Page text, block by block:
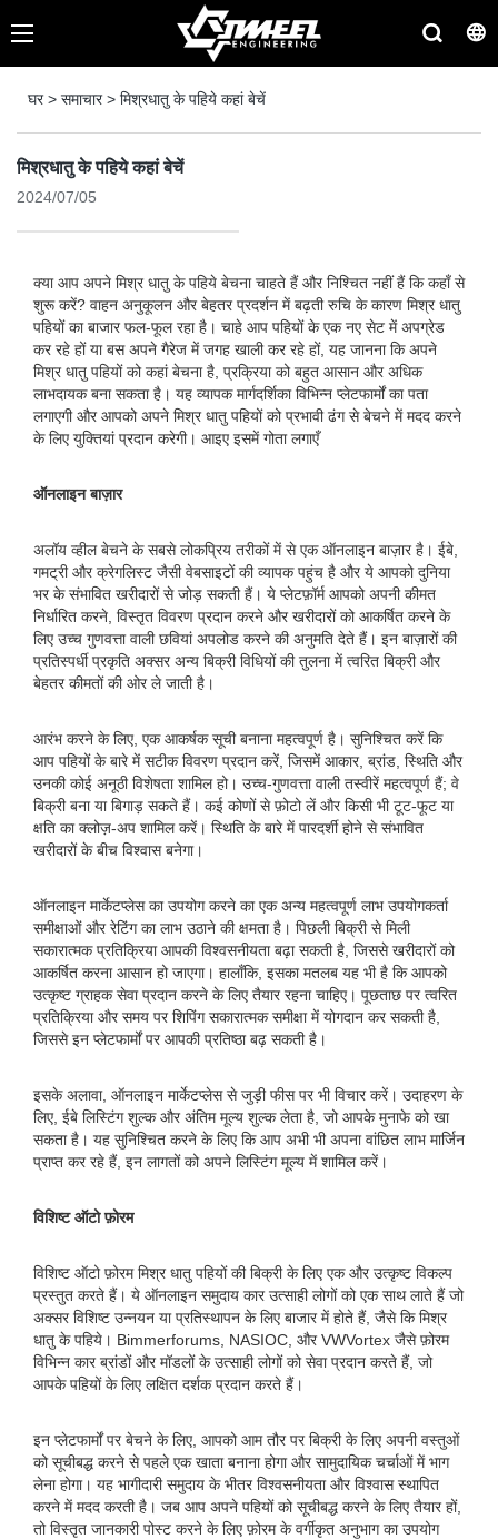
घर> समाचार> मिश्रधातु के पहिये कहां बेचें
मिश्रधातु के पहिये कहां बेचें
2024/07/05
क्या आप अपने मिश्र धातु के पहिये बेचना चाहते हैं और निश्चित नहीं हैं कि कहाँ से
शुरू करें? वाहन अनुकूलन और बेहतर प्रदर्शन में बढ़ती रुचि के कारण मिश्र धातु
पहियों का बाजार फल-फूल रहा है। चाहे आप पहियों के एक नए सेट में अपग्रेड
कर रहे हों या बस अपने गैरेज में जगह खाली कर रहे हों, यह जानना कि अपने
मिश्र धातु पहियों को कहां बेचना है, प्रक्रिया को बहुत आसान और अधिक
लाभदायक बना सकता है। यह व्यापक मार्गदर्शिका विभिन्न प्लेटफार्मों का पता
लगाएगी और आपको अपने मिश्र धातु पहियों को प्रभावी ढंग से बेचने में मदद करने
के लिए युक्तियां प्रदान करेगी। आइए इसमें गोता लगाएँ
ऑनलाइन बाज़ार
अलॉय व्हील बेचने के सबसे लोकप्रिय तरीकों में से एक ऑनलाइन बाज़ार है। ईबे,
गमट्री और क्रेगलिस्ट जैसी वेबसाइटों की व्यापक पहुंच है और ये आपको दुनिया
भर के संभावित खरीदारों से जोड़ सकती हैं। ये प्लेटफ़ॉर्म आपको अपनी कीमत
निर्धारित करने, विस्तृत विवरण प्रदान करने और खरीदारों को आकर्षित करने के
लिए उच्च गुणवत्ता वाली छवियां अपलोड करने की अनुमति देते हैं। इन बाज़ारों की
प्रतिस्पर्धी प्रकृति अक्सर अन्य बिक्री विधियों की तुलना में त्वरित बिक्री और
बेहतर कीमतों की ओर ले जाती है।
आरंभ करने के लिए, एक आकर्षक सूची बनाना महत्वपूर्ण है। सुनिश्चित करें कि
आप पहियों के बारे में सटीक विवरण प्रदान करें, जिसमें आकार, ब्रांड, स्थिति और
उनकी कोई अनूठी विशेषता शामिल हो। उच्च-गुणवत्ता वाली तस्वीरें महत्वपूर्ण हैं; वे
बिक्री बना या बिगाड़ सकते हैं। कई कोणों से फ़ोटो लें और किसी भी टूट-फूट या
क्षति का क्लोज़-अप शामिल करें। स्थिति के बारे में पारदर्शी होने से संभावित
खरीदारों के बीच विश्वास बनेगा।
ऑनलाइन मार्केटप्लेस का उपयोग करने का एक अन्य महत्वपूर्ण लाभ उपयोगकर्ता
समीक्षाओं और रेटिंग का लाभ उठाने की क्षमता है। पिछली बिक्री से मिली
सकारात्मक प्रतिक्रिया आपकी विश्वसनीयता बढ़ा सकती है, जिससे खरीदारों को
आकर्षित करना आसान हो जाएगा। हालाँकि, इसका मतलब यह भी है कि आपको
उत्कृष्ट ग्राहक सेवा प्रदान करने के लिए तैयार रहना चाहिए। पूछताछ पर त्वरित
प्रतिक्रिया और समय पर शिपिंग सकारात्मक समीक्षा में योगदान कर सकती है,
जिससे इन प्लेटफार्मों पर आपकी प्रतिष्ठा बढ़ सकती है।
इसके अलावा, ऑनलाइन मार्केटप्लेस से जुड़ी फीस पर भी विचार करें। उदाहरण के
लिए, ईबे लिस्टिंग शुल्क और अंतिम मूल्य शुल्क लेता है, जो आपके मुनाफे को खा
सकता है। यह सुनिश्चित करने के लिए कि आप अभी भी अपना वांछित लाभ मार्जिन
प्राप्त कर रहे हैं, इन लागतों को अपने लिस्टिंग मूल्य में शामिल करें।
विशिष्ट ऑटो फ़ोरम
विशिष्ट ऑटो फ़ोरम मिश्र धातु पहियों की बिक्री के लिए एक और उत्कृष्ट विकल्प
प्रस्तुत करते हैं। ये ऑनलाइन समुदाय कार उत्साही लोगों को एक साथ लाते हैं जो
अक्सर विशिष्ट उन्नयन या प्रतिस्थापन के लिए बाजार में होते हैं, जैसे कि मिश्र
धातु के पहिये। Bimmerforums, NASIOC, और VWVortex जैसे फ़ोरम
विभिन्न कार ब्रांडों और मॉडलों के उत्साही लोगों को सेवा प्रदान करते हैं, जो
आपके पहियों के लिए लक्षित दर्शक प्रदान करते हैं।
इन प्लेटफार्मों पर बेचने के लिए, आपको आम तौर पर बिक्री के लिए अपनी वस्तुओं
को सूचीबद्ध करने से पहले एक खाता बनाना होगा और सामुदायिक चर्चाओं में भाग
लेना होगा। यह भागीदारी समुदाय के भीतर विश्वसनीयता और विश्वास स्थापित
करने में मदद करती है। जब आप अपने पहियों को सूचीबद्ध करने के लिए तैयार हों,
तो विस्तृत जानकारी पोस्ट करने के लिए फ़ोरम के वर्गीकृत अनुभाग का उपयोग